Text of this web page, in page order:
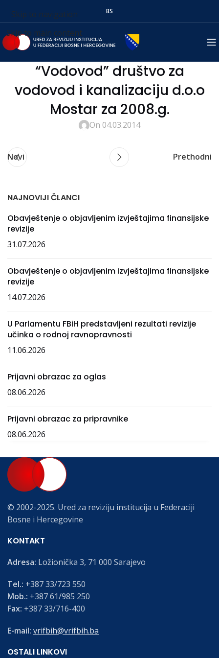
Skip to navigation
Skip to main content
BS
“Vodovod” društvo za
vodovod i kanalizaciju d.o.o
Mostar za 2008.g.
On 04.03.2014
Novi Prethodni
NAJNOVIJI ČLANCI
Obavještenje o objavljenim izvještajima finansijske
revizije
31.07.2026
Obavještenje o objavljenim izvještajima finansijske
revizije
14.07.2026
U Parlamentu FBiH predstavljeni rezultati revizije
učinka o rodnoj ravnopravnosti
11.06.2026
Prijavni obrazac za oglas
08.06.2026
Prijavni obrazac za pripravnike
08.06.2026
© 2002-2025. Ured za reviziju institucija u Federaciji
Bosne i Hercegovine
KONTAKT
Adresa: Ložionička 3, 71 000 Sarajevo
Tel.: +387 33/723 550
Mob.: +387 61/985 250
Fax: +387 33/716-400
E-mail: vrifbih@vrifbih.ba
OSTALI LINKOVI